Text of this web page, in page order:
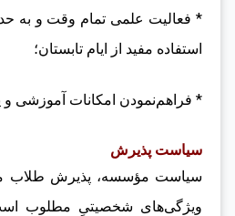
* فعالیت علمی تمام وقت و به
استفاده مفید از ایام تابستان؛
* فراهم‌نمودن امکانات آموزشی
سیاست پذیرش
سیاست مؤسسه، پذیرش طلاب
ویژگی‌های شخصیتیِ مطلوب